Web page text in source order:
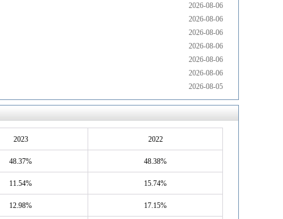
2026-08-06
2026-08-06
2026-08-06
2026-08-06
2026-08-06
2026-08-06
2026-08-05
2023 2022
48.37% 48.38%
11.54% 15.74%
12.98% 17.15%